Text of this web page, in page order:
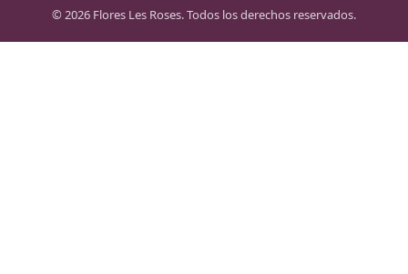
© 2026 Flores Les Roses. Todos los derechos reservados.